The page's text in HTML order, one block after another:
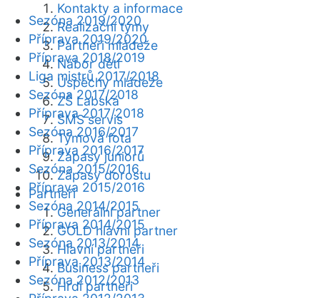
Kontakty a informace
Realizační týmy
Partneři mládeže
Nábor dětí
Úspěchy mládeže
ZŠ Labská
SMS servis
Týmová fota
Zápasy juniorů
Zápasy dorostu
Partneři
Generální partner
GOLD hlavní partner
Hlavní partneři
Business partneři
Hrdí partneři
Sezóna 2019/2020
Příprava 2019/2020
Příprava 2018/2019
Liga mistrů 2017/2018
Sezóna 2017/2018
Příprava 2017/2018
Sezóna 2016/2017
Příprava 2016/2017
Sezóna 2015/2016
Příprava 2015/2016
Sezóna 2014/2015
Příprava 2014/2015
Sezóna 2013/2014
Příprava 2013/2014
Sezóna 2012/2013